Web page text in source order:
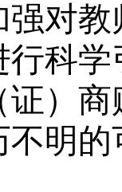
强对
行科
证）
不明